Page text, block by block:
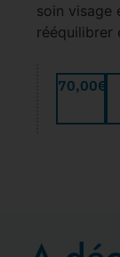
soin visage
rééquilibrer
70,00€